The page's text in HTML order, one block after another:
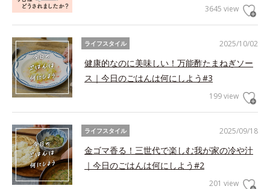
3645 view
2025/10/02
ライフスタイル
健康的なのに美味しい！万能酢たまねぎソー
ス｜今日のごはんは何にしよう#3
199 view
2025/09/18
ライフスタイル
金ゴマ香る！三世代で楽しむ我が家の冷や汁
｜今日のごはんは何にしよう#2
201 view